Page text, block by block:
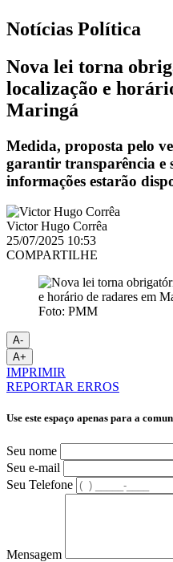
Notícias Política
Nova lei torna
localização e
Maringá
Medida, proposta pelo
garantir transparência e
informações estarão
Victor Hugo Corrêa
25/07/2025 10:53
COMPARTILHE
Foto: PMM
A-
A+
IMPRIMIR
REPORTAR ERROS
Use este espaço apenas para a
Seu nome
Seu e-mail
Seu Telefone
Mensagem